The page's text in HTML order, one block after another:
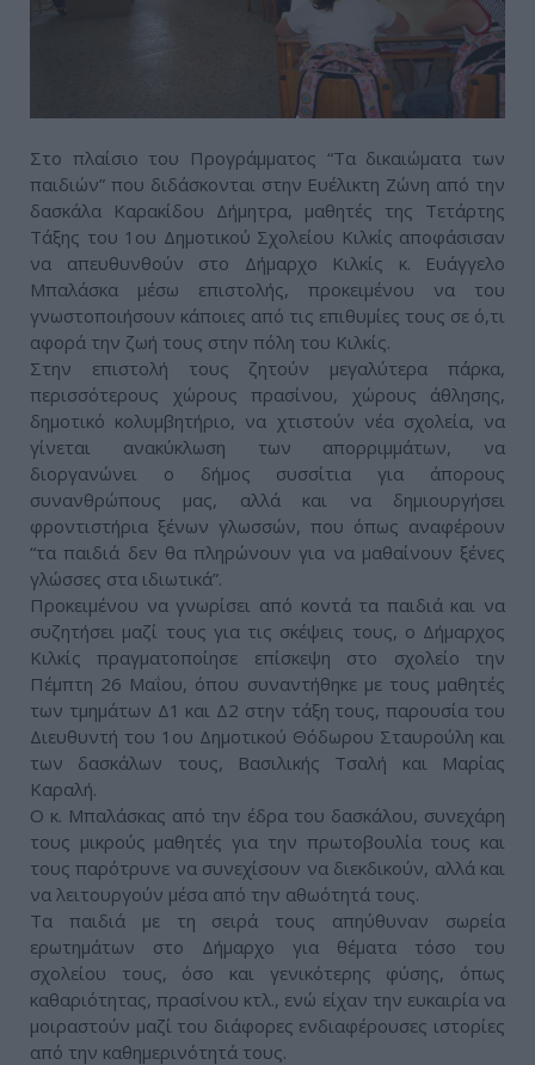
Στο πλαίσιο του Προγράμματος “Τα δικαιώματα των
παιδιών” που διδάσκονται στην Ευέλικτη Ζώνη από την
δασκάλα Καρακίδου Δήμητρα, μαθητές της Τετάρτης
Τάξης του 1ου Δημοτικού Σχολείου Κιλκίς αποφάσισαν
να απευθυνθούν στο Δήμαρχο Κιλκίς κ. Ευάγγελο
Μπαλάσκα μέσω επιστολής, προκειμένου να του
γνωστοποιήσουν κάποιες από τις επιθυμίες τους σε ό,τι
αφορά την ζωή τους στην πόλη του Κιλκίς.
Στην επιστολή τους ζητούν μεγαλύτερα πάρκα,
περισσότερους χώρους πρασίνου, χώρους άθλησης,
δημοτικό κολυμβητήριο, να χτιστούν νέα σχολεία, να
γίνεται ανακύκλωση των απορριμμάτων, να
διοργανώνει ο δήμος συσσίτια για άπορους
συνανθρώπους μας, αλλά και να δημιουργήσει
φροντιστήρια ξένων γλωσσών, που όπως αναφέρουν
“τα παιδιά δεν θα πληρώνουν για να μαθαίνουν ξένες
γλώσσες στα ιδιωτικά”.
Προκειμένου να γνωρίσει από κοντά τα παιδιά και να
συζητήσει μαζί τους για τις σκέψεις τους, ο Δήμαρχος
Κιλκίς πραγματοποίησε επίσκεψη στο σχολείο την
Πέμπτη 26 Μαΐου, όπου συναντήθηκε με τους μαθητές
των τμημάτων Δ1 και Δ2 στην τάξη τους, παρουσία του
Διευθυντή του 1ου Δημοτικού Θόδωρου Σταυρούλη και
των δασκάλων τους, Βασιλικής Τσαλή και Μαρίας
Καραλή.
Ο κ. Μπαλάσκας από την έδρα του δασκάλου, συνεχάρη
τους μικρούς μαθητές για την πρωτοβουλία τους και
τους παρότρυνε να συνεχίσουν να διεκδικούν, αλλά και
να λειτουργούν μέσα από την αθωότητά τους.
Τα παιδιά με τη σειρά τους απηύθυναν σωρεία
ερωτημάτων στο Δήμαρχο για θέματα τόσο του
σχολείου τους, όσο και γενικότερης φύσης, όπως
καθαριότητας, πρασίνου κτλ., ενώ είχαν την ευκαιρία να
μοιραστούν μαζί του διάφορες ενδιαφέρουσες ιστορίες
από την καθημερινότητά τους.